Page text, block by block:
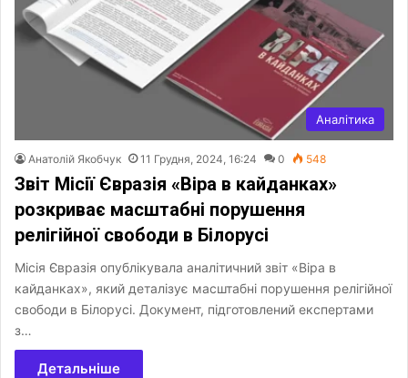
Аналітика
Анатолій Якобчук 11 Грудня, 2024, 16:24 0 548
Звіт Місії Євразія «Віра в кайданках»
розкриває масштабні порушення
релігійної свободи в Білорусі
Місія Євразія опублікувала аналітичний звіт «Віра в
кайданках», який деталізує масштабні порушення релігійної
свободи в Білорусі. Документ, підготовлений експертами
з…
Детальніше